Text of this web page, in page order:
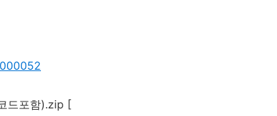
드포함).zip [